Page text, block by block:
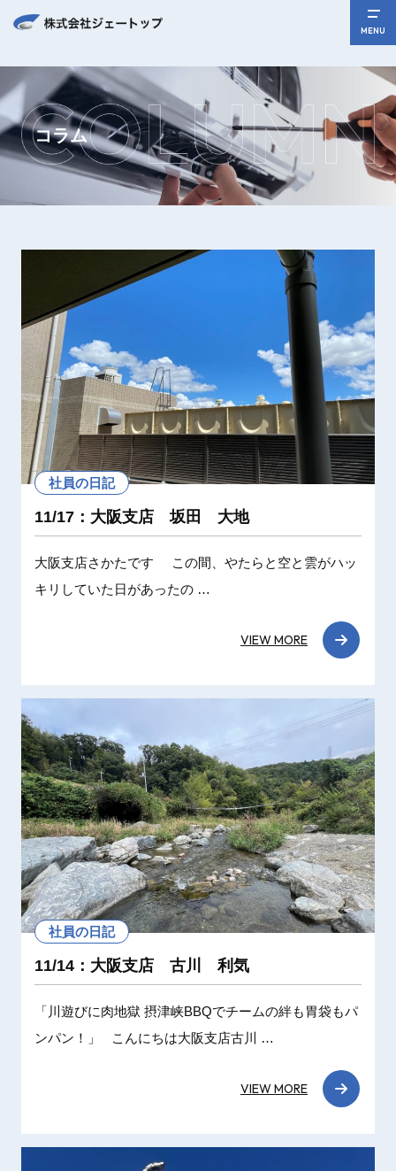
MENU
コラム
社員の日記
11/17：大阪支店 坂田 大地
大阪支店さかたです この間、やたらと空と雲がハッ
キリしていた日があったの …
VIEW MORE
社員の日記
11/14：大阪支店 古川 利気
「川遊びに肉地獄 摂津峡BBQでチームの絆も胃袋もパ
ンパン！」 こんにちは大阪支店古川 …
VIEW MORE